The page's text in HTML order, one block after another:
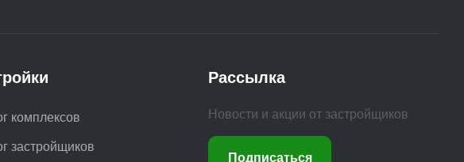
комплексов
застройщиков
Рассылка
Новости и акции от застройщиков
Подписаться